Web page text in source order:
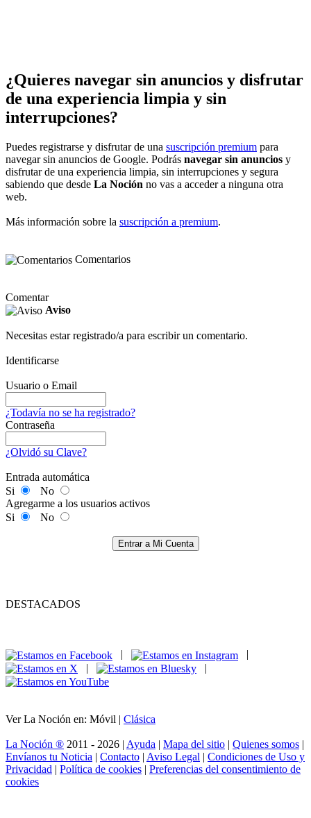
¿Quieres navegar sin anuncios y disfrutar
de una experiencia limpia y sin
interrupciones?
Puedes registrarse y disfrutar de una suscripción premium para
navegar sin anuncios de Google. Podrás navegar sin anuncios y
disfrutar de una experiencia limpia, sin interrupciones y segura
sabiendo que desde La Noción no vas a acceder a ninguna otra
web.
Más información sobre la suscripción a premium.
Comentarios
Comentar
Aviso
Necesitas estar registrado/a para escribir un comentario.
Identificarse
Usuario o Email
¿Todavía no se ha registrado?
Contraseña
¿Olvidó su Clave?
Entrada automática
Si
No
Agregarme a los usuarios activos
Si
No
Entrar a Mi Cuenta
DESTACADOS
|
|
|
|
Ver La Noción en: Móvil | Clásica
La Noción ® 2011 - 2026 | Ayuda | Mapa del sitio | Quienes somos |
Envíanos tu Noticia | Contacto | Aviso Legal | Condiciones de Uso y
Privacidad | Política de cookies | Preferencias del consentimiento de
cookies